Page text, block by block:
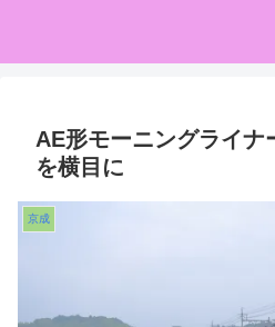
AE形モーニングライナ
を横目に
京成